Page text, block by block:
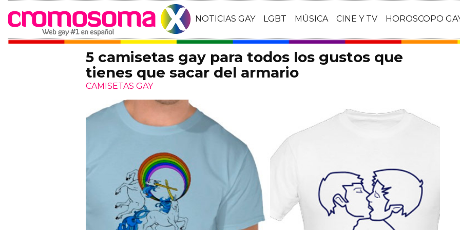
NOTICIAS GAY LGBT MÚSICA CINE Y TV HOROSCOPO
5 camisetas gay para todos los gustos que
tienes que sacar del armario
CAMISETAS GAY